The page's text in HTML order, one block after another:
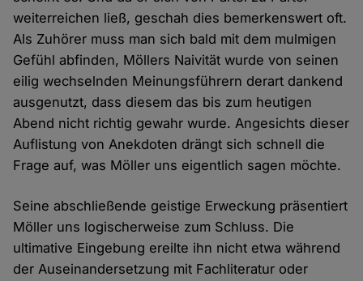
weiterreichen ließ, geschah dies bemerkenswert oft.
Als Zuhörer muss man sich bald mit dem mulmigen
Gefühl abfinden, Möllers Naivität wurde von seinen
eilig wechselnden Meinungsführern derart dankend
ausgenutzt, dass diesem das bis zum heutigen
Abend nicht richtig gewahr wurde. Angesichts dieser
Auflistung von Anekdoten drängt sich schnell die
Frage auf, was Möller uns eigentlich sagen möchte.
Seine abschließende geistige Erweckung präsentiert
Möller uns logischerweise zum Schluss. Die
ultimative Eingebung ereilte ihn nicht etwa während
der Auseinandersetzung mit Fachliteratur oder